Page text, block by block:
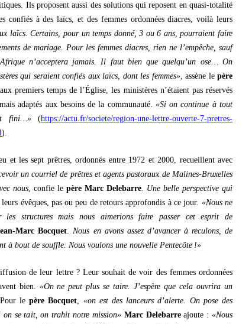
Ils proposent aussi des solutions qui reposent en quasi-totalité
confiés à des laïcs, et des femmes ordonnées diacres, voilà leurs
laïcs. Certains, pour un temps donné, 3 ou 6 ans, pourraient faire
de mariage. Pour les femmes diacres, rien ne l’empêche, sauf
n’acceptera jamais. Il faut bien que quelqu’un ose… On
qui seraient confiés aux laïcs, dont les femmes», assène lepère
premiers temps de l’Église, les ministères n’étaient pas réservés
adaptés aux besoins de la communauté. «Si on continue à tout
fini…»(https://actu.fr/societe/region-une-lettre-ouverte-7-pretres-
).
et les sept prêtres, ordonnés entre 1972 et 2000, recueillent avec
un courriel de prêtres et agents pastoraux de Malines-Bruxelles
nous, confie le père Marc Delebarre. Une belle perspective qui
évêques, pas ou peu de retours approfondis à ce jour. «Nous ne
les structures mais nous aimerions faire passer cet esprit de
Marc Bocquet. Nous en avons assez d’avancer à reculons, de
à bout de souffle. Nous voulons une nouvelle Pentecôte !»
de leur lettre ? Leur souhait de voir des femmes ordonnées
bien. «On ne peut plus se taire. J’espère que cela ouvrira un
lepère Bocquet, «on est des lanceurs d’alerte. On pose des
se tait, on trahit notre mission» Marc Delebarreajoute :«Nous